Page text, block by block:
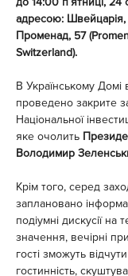
адресою:
Променад, 57
Switzerland).
В Українському Домі
проведено закрите
Національної
яке очолить
Володимир
Крім того, серед
заплановано
подіумні дискусії на
значення, вечірні
гості зможуть
гостинність,